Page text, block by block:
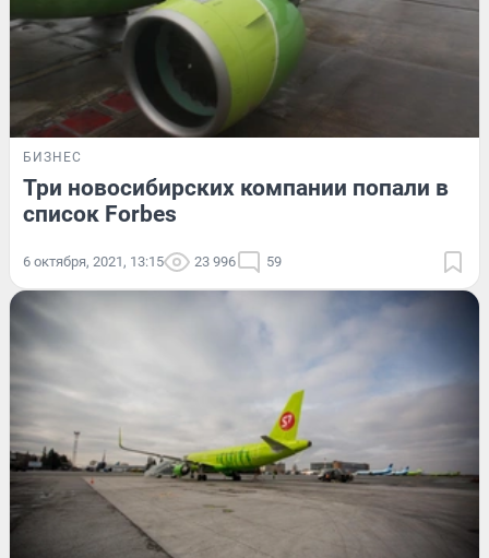
БИЗНЕС
Три новосибирских компании попали в
список Forbes
6 октября, 2021, 13:15 23 996 59